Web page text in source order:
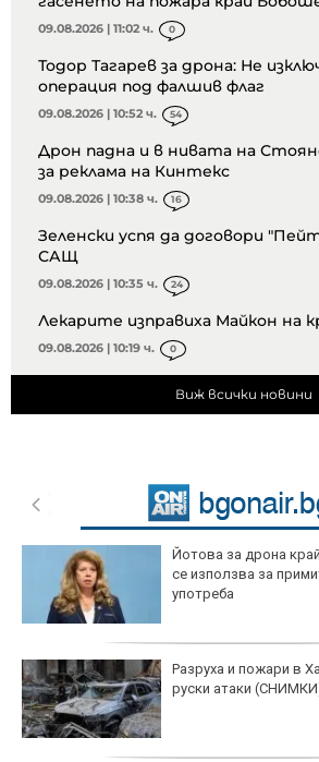
09.08.2026 | 11:02 ч. 0
Тодор Тагарев за дрона: Не
операция под фалшив флаг
09.08.2026 | 10:52 ч. 54
Дрон падна и в нивата на
за реклама на Кинтекс
09.08.2026 | 10:38 ч. 16
Зеленски успя да договори
САЩ
09.08.2026 | 10:35 ч. 24
Лекарите изправиха Майкон на
09.08.2026 | 10:19 ч. 0
Виж всички новини
Йотова за дрона
се използва за
употреба
Разруха и пожари в
руски атаки